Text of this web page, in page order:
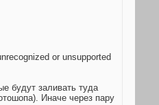
or unsupported
будут заливать туда
Иначе через пару